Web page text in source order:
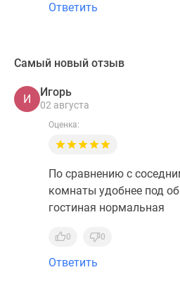
Ответить
Самый новый отзыв
И
Игорь
02 августа
Оценка:
По сравнению с
комнаты удобнее под
гостиная нормальная
0 0
Ответить